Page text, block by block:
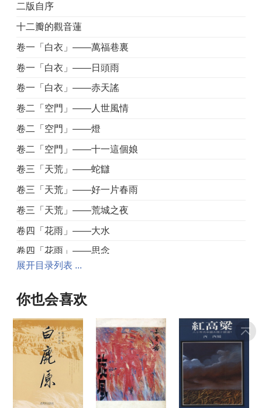
二版自序
十二瓣的觀音蓮
卷一「白衣」——萬福巷裏
卷一「白衣」——日頭雨
卷一「白衣」——赤天謠
卷二「空門」——人世風情
卷二「空門」——燈
卷二「空門」——十一這個娘
卷三「天荒」——蛇讎
卷三「天荒」——好一片春雨
卷三「天荒」——荒城之夜
卷四「花雨」——大水
卷四「花雨」——思念
卷四「花雨」——滿天花雨
展开目录列表 ...
你也会喜欢